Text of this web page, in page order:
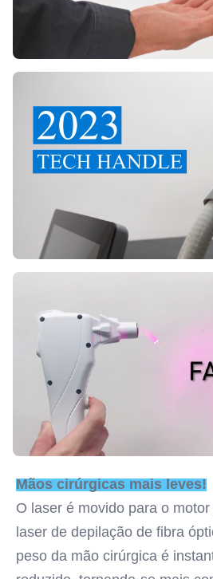
Mãos cirúrgicas mais leves!
O laser é movido para o
laser de depilação de fibra
peso da mão cirúrgica é